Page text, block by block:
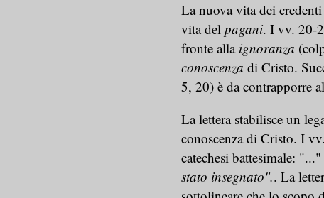
La nuova vita dei
vita del pagani. I vv. 20-
fronte alla ignoranza
conoscenza di Cristo.
5, 20) è da contrapporre
La lettera stabilisce un
conoscenza di Cristo. I
catechesi battesimale:
stato insegnato".. La